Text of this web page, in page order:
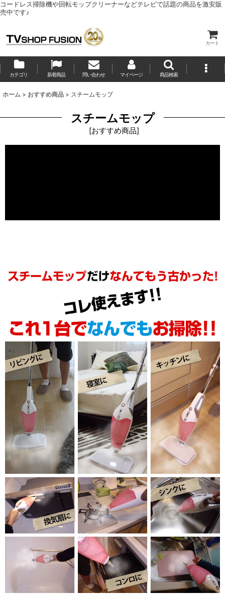
コードレス掃除機や回転モップクリーナーなどテレビで話題の商品を激安販
売中です♪
カート
カテゴリ 新着商品 問い合わせ マイページ 商品検索
ホーム > おすすめ商品 > スチームモップ
スチームモップ
[おすすめ商品]